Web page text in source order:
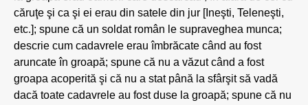
căruţe şi ca şi ei erau din satele din jur [Ineşti, Teleneşti,
etc.]; spune că un soldat român le supraveghea munca;
descrie cum cadavrele erau îmbrăcate când au fost
aruncate în groapă; spune că nu a văzut când a fost
groapa acoperită şi că nu a stat până la sfârşit să vadă
dacă toate cadavrele au fost duse la groapă; spune că nu